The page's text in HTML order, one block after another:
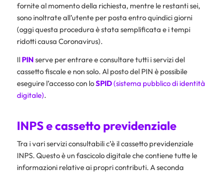
fornite al momento della richiesta, mentre le restanti sei,
sono inoltrate all’utente per posta entro quindici giorni
(oggi questa procedura è stata semplificata e i tempi
ridotti causa Coronavirus).
Il PIN serve per entrare e consultare tutti i servizi del
cassetto fiscale e non solo. Al posto del PIN è possibile
eseguire l’accesso con loSPID(sistema pubblico di identità
digitale).
INPS e cassetto previdenziale
Tra i vari servizi consultabili c’è il cassetto previdenziale
INPS. Questo è un fascicolo digitale che contiene tutte le
informazioni relative ai propri contributi. A seconda